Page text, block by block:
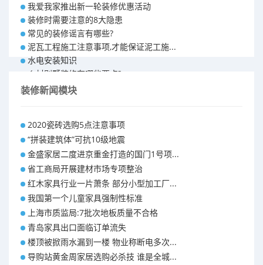
我爱我家推出新一轮装修优惠活动
装修时需要注意的8大隐患
常见的装修谣言有哪些?
泥瓦工程施工注意事项,才能保证泥工施...
水电安装知识
乡村别墅装修有哪些要点?
别墅怎样装修之装修技巧
昆明110平米装修预算 装修报价清单
昆明100平米装修多少钱
装修新闻模块
2020瓷砖选购5点注意事项
“拼装建筑体”可抗10级地震
金盛家居二度进京重金打造的国门1号项...
省工商局开展建材市场专项整治
红木家具行业一片萧条 部分小型加工厂...
我国第一个儿童家具强制性标准
上海市质监局:7批次地板质量不合格
青岛家具出口面临订单流失
楼顶被掀雨水漏到一楼 物业称断电多次...
导购站黄金周家居选购必杀技 谁是全城...